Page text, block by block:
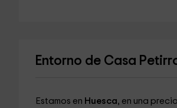
Entorno de Casa
Estamos en Huesca, en una